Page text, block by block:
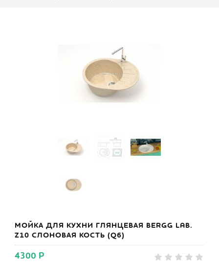
МОЙКА ДЛЯ КУХНИ ГЛЯНЦЕВАЯ BERGG LAB.
Z10 СЛОНОВАЯ КОСТЬ (Q6)
4300 Р